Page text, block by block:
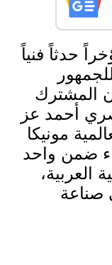
حدثاً فنياً
المشترك
أحمد عز
مونيكا
ضمن واحد
العربية،
صناعة